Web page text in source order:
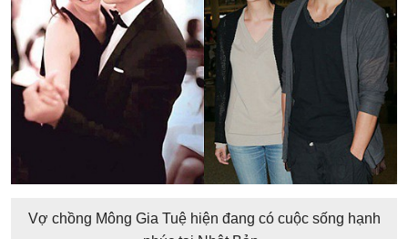
Vợ chồng Mông Gia Tuệ hiện đang có cuộc sống hạnh